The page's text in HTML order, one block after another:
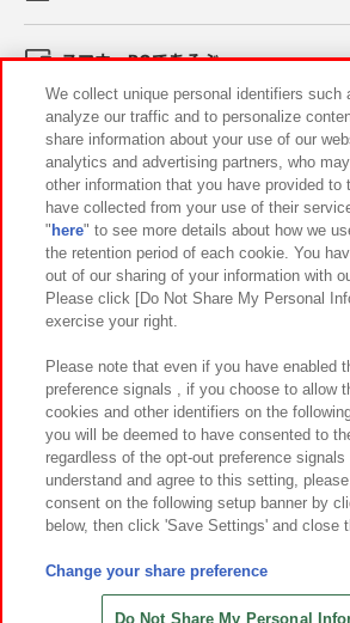
スマホ・PCであそぶ
イベント・キャンペーン
関連会社 サステナビリティ
プライバシーポリシー ウェブアクセシビ
お取引先さまとともに
カスタマーハラスメント対応方針 よくある
©Bandai Namco Amusement
©Bandai Namco Amusement Lab
©HANAYASHIKI Co., Ltd. All Rights
We collect unique personal identifiers such
analyze our traffic and to personalize
share information about your use of our
analytics and advertising partners, who
other information that you have provided to
have collected from your use of their
" here" to see more details about how we
the retention period of each cookie. You
out of our sharing of your information with
Please click [Do Not Share My Personal
exercise your right.
Please note that even if you have enabled
preference signals , if you choose to allow
cookies and other identifiers on the
you will be deemed to have consented to
regardless of the opt-out preference
understand and agree to this setting,
consent on the following setup banner by
below, then click 'Save Settings' and close
Change your share preference
Do Not Share My Personal